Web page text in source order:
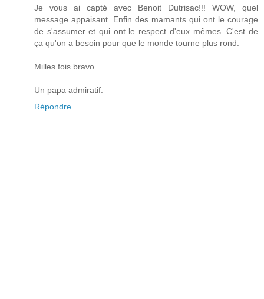
Je vous ai capté avec Benoit Dutrisac!!! WOW, quel
message appaisant. Enfin des mamants qui ont le courage
de s'assumer et qui ont le respect d'eux mêmes. C'est de
ça qu'on a besoin pour que le monde tourne plus rond.
Milles fois bravo.
Un papa admiratif.
Répondre